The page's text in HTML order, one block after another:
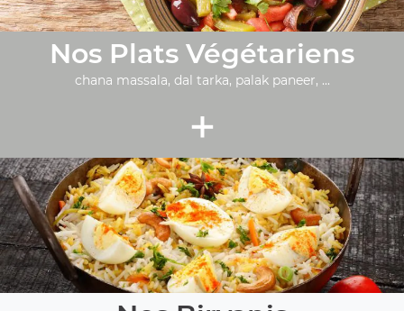
Nos Plats Végétariens
chana massala, dal tarka, palak paneer, ...
+